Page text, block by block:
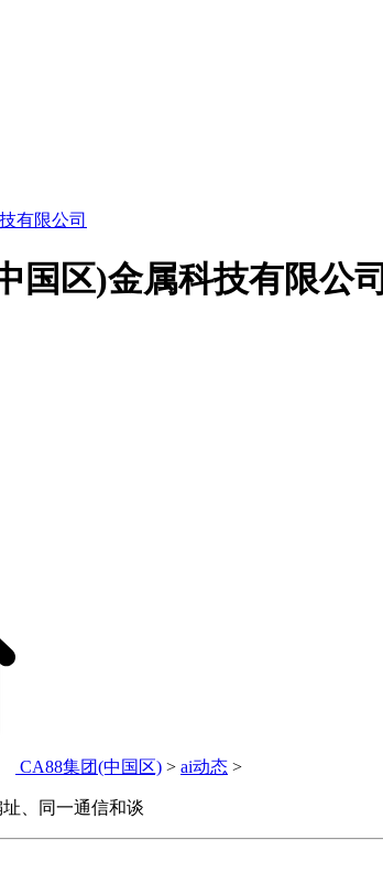
国区)金属科技有限公司
CA88集团(中国区) > ai动态 >
、同一通信和谈